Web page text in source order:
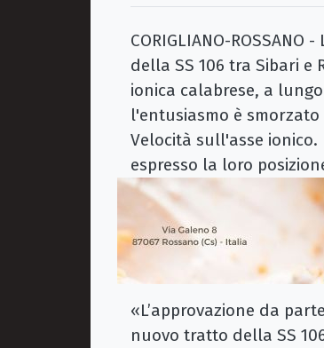
CORIGLIANO-
della SS 106 tra Sibari
ionica calabrese, a
l'entusiasmo è
Velocità sull'asse
espresso la loro
«L’approvazione da
nuovo tratto della SS